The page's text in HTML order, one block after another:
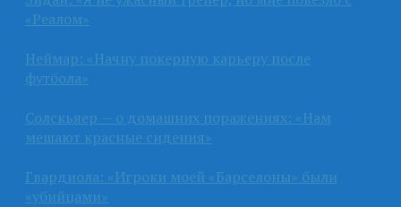
«Реалом»
Неймар: «Начну покерную карьеру после
футбола»
Солскьяер — о домашних поражениях: «Нам
мешают красные сидения»
Гвардиола: «Игроки моей «Барселоны» были
«убийцами»